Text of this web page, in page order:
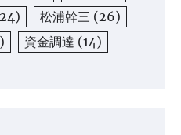
松浦幹三 (26)
資金調達 (14)